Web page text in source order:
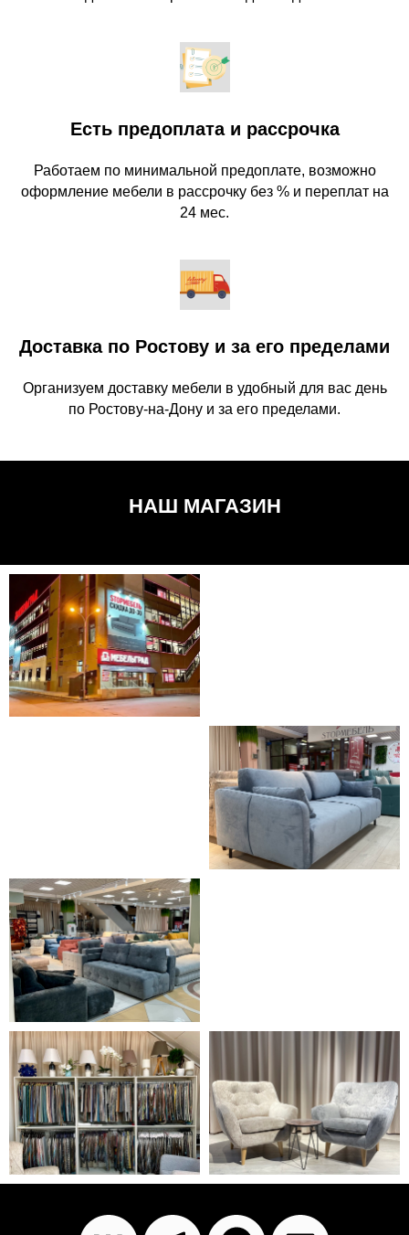
Есть предоплата и рассрочка
Работаем по минимальной предоплате, возможно
оформление мебели в рассрочку без % и переплат на
24 мес.
Доставка по Ростову и за его пределами
Организуем доставку мебели в удобный для вас день
по Ростову-на-Дону и за его пределами.
НАШ МАГАЗИН